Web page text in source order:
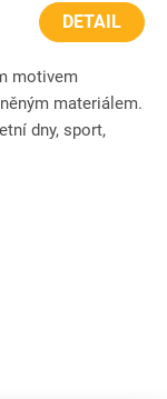
DETAIL
motivem
materiálem.
dny, sport,